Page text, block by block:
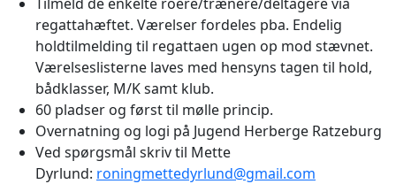
regattahæftet. Værelser fordeles pba. Endelig
holdtilmelding til regattaen ugen op mod stævnet.
Værelseslisterne laves med hensyns tagen til hold,
bådklasser, M/K samt klub.
60 pladser og først til mølle princip.
Overnatning og logi på Jugend Herberge Ratzeburg
Ved spørgsmål skriv til Mette
Dyrlund: roningmettedyrlund@gmail.com